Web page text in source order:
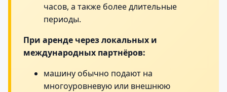
часов, а также более длительные
периоды.
При аренде через локальных и
международных партнёров:
машину обычно подают на
многоуровневую или внешнюю